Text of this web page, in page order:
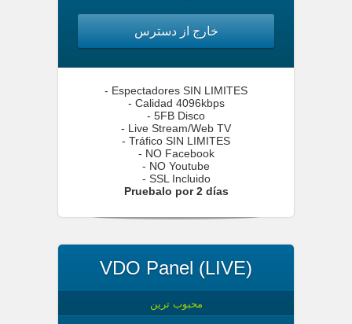
خارج از دسترس
- Espectadores SIN LIMITES
- Calidad 4096kbps
- 5FB Disco
- Live Stream/Web TV
- Tráfico SIN LIMITES
- NO Facebook
- NO Youtube
- SSL Incluido
Pruebalo por 2 días
VDO Panel (LIVE)
محبوب ترین